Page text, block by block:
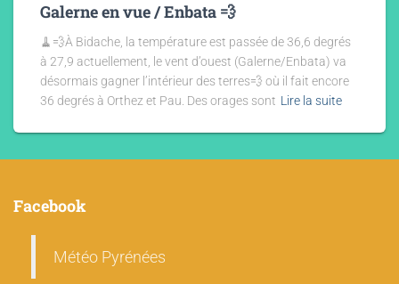
Galerne en vue / Enbata 💨
🧹💨À Bidache, la température est passée de 36,6 degrés
à 27,9 actuellement, le vent d’ouest (Galerne/Enbata) va
désormais gagner l’intérieur des terres💨 où il fait encore
36 degrés à Orthez et Pau. Des orages sont Lire la suite
Facebook
Météo Pyrénées